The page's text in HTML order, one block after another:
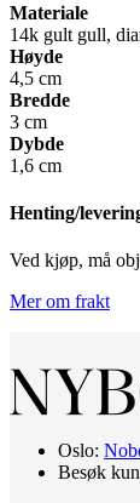
Materiale
14k gult gull,
Høyde
4,5 cm
Bredde
3 cm
Dybde
1,6 cm
Henting/
Ved kjøp, må
Mer om frakt
Oslo:
Besøk